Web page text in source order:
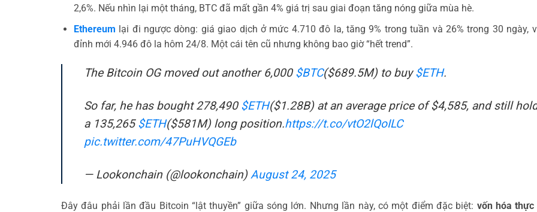
2,6%. Nếu nhìn lại một tháng, BTC đã mất gần 4% giá trị sau giai đoạn tăng nóng giữa mùa hè.
Ethereum lại đi ngược dòng: giá giao dịch ở mức 4.710 đô la, tăng 9% trong tuần và 26% trong 30 ngày,
đỉnh mới 4.946 đô la hôm 24/8. Một cái tên cũ nhưng không bao giờ “hết trend”.
The Bitcoin OG moved out another 6,000 $BTC($689.5M) to buy$ETH.
So far, he has bought 278,490 $ETH($1.28B) at an average price of $4,585, and still
a 135,265$ETH($581M) long position.https://t.co/vtO2lQoILC
pic.twitter.com/47PuHVQGEb
— Lookonchain (@lookonchain) August 24, 2025
Đây đâu phải lần đầu Bitcoin “lật thuyền” giữa sóng lớn. Nhưng lần này, có một điểm đặc biệt: vốn hóa thực